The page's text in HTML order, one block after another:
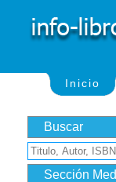
Inicio
Buscar
Sección